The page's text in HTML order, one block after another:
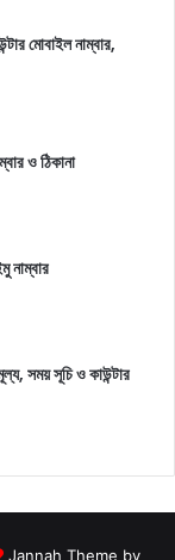
মোবাইল নাম্বার,
ও ঠিকানা
নাম্বার
সময় সূচি ও কাউন্টার
Jannah Theme by